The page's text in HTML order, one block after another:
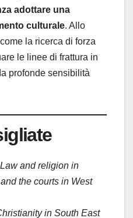
adottare una
culturale. Allo
la ricerca di forza
le linee di frattura in
profonde sensibilità
Law and religion in
the courts in West
in South East